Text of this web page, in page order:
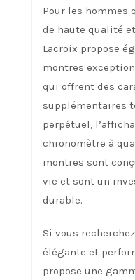
Pour les hommes
de haute qualité
Lacroix propose
montres
qui offrent des
supplémentaires
perpétuel,
chronomètre à
montres sont
vie et sont un
durable.
Si vous
élégante et
propose une